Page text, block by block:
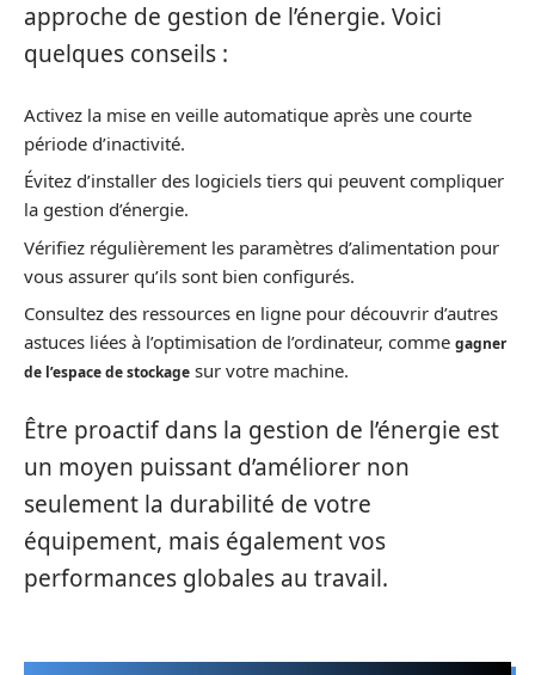
approche de gestion de l’énergie. Voici
quelques conseils :
Activez la mise en veille automatique après une courte
période d’inactivité.
Évitez d’installer des logiciels tiers qui peuvent compliquer
la gestion d’énergie.
Vérifiez régulièrement les paramètres d’alimentation pour
vous assurer qu’ils sont bien configurés.
Consultez des ressources en ligne pour découvrir d’autres
astuces liées à l’optimisation de l’ordinateur, comme gagner
de l’espace de stockage sur votre machine.
Être proactif dans la gestion de l’énergie est
un moyen puissant d’améliorer non
seulement la durabilité de votre
équipement, mais également vos
performances globales au travail.